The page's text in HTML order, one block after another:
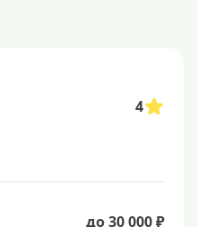
4
до 30 000 ₽